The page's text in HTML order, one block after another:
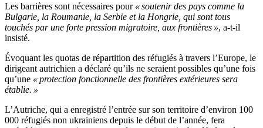
Les barrières sont nécessaires pour« soutenir des pays comme la
Bulgarie, la Roumanie, la Serbie et la Hongrie, qui sont tous
touchés par une forte pression migratoire, aux frontières », a-t-il
insisté.
Évoquant les quotas de répartition des réfugiés à travers l’Europe, le
dirigeant autrichien a déclaré qu’ils ne seraient possibles qu’une fois
qu’une « protection fonctionnelle des frontières extérieures sera
établie. »
L’Autriche, qui a enregistré l’entrée sur son territoire d’environ 100
000 réfugiés non ukrainiens depuis le début de l’année, fera